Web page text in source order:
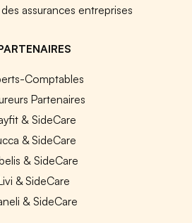
assurances entreprises
Comptables
Partenaires
& SideCare
& SideCare
& SideCare
& SideCare
& SideCare